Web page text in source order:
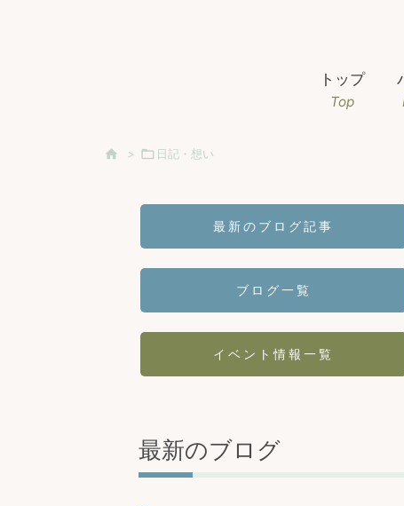
トップ
Top
 >  日記・想い
最新のブログ記事
ブログ一覧
イベント情報一覧
最新のブログ